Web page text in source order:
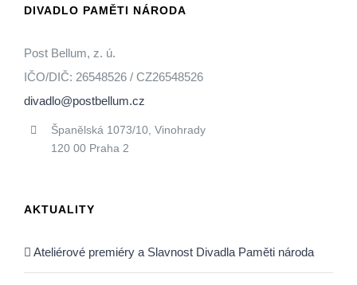
DIVADLO PAMĚTI NÁRODA
Post Bellum, z. ú.
IČO/DIČ: 26548526 / CZ26548526
divadlo@postbellum.cz
Španělská 1073/10, Vinohrady
120 00 Praha 2
AKTUALITY
Ateliérové premiéry a Slavnost Divadla Paměti národa